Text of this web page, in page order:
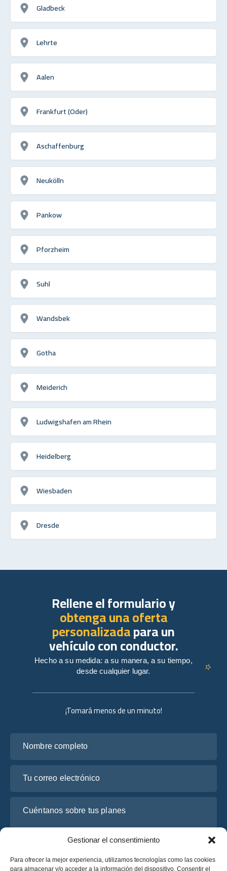
Gestionar el consentimiento
Para ofrecer la mejor experiencia, utilizamos tecnologías como las cookies
para almacenar y/o acceder a la información del dispositivo. Consentir el
Gladbeck
Lehrte
Aalen
Frankfurt (Oder)
Aschaffenburg
Neukölln
Pankow
Pforzheim
Suhl
Wandsbek
Gotha
Meiderich
Ludwigshafen am Rhein
Heidelberg
Wiesbaden
Dresde
¡Tomará menos de un minuto!
Rellene el formulario y
obtenga una oferta
personalizadapara un
vehículo con conductor.
Hecho a su medida: a su manera, a su tiempo,
desde cualquier lugar.